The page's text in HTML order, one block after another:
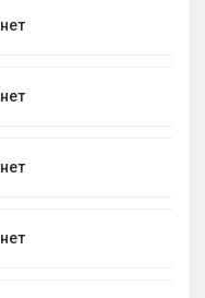
нет
нет
нет
нет